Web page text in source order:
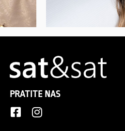
PRATITE NAS